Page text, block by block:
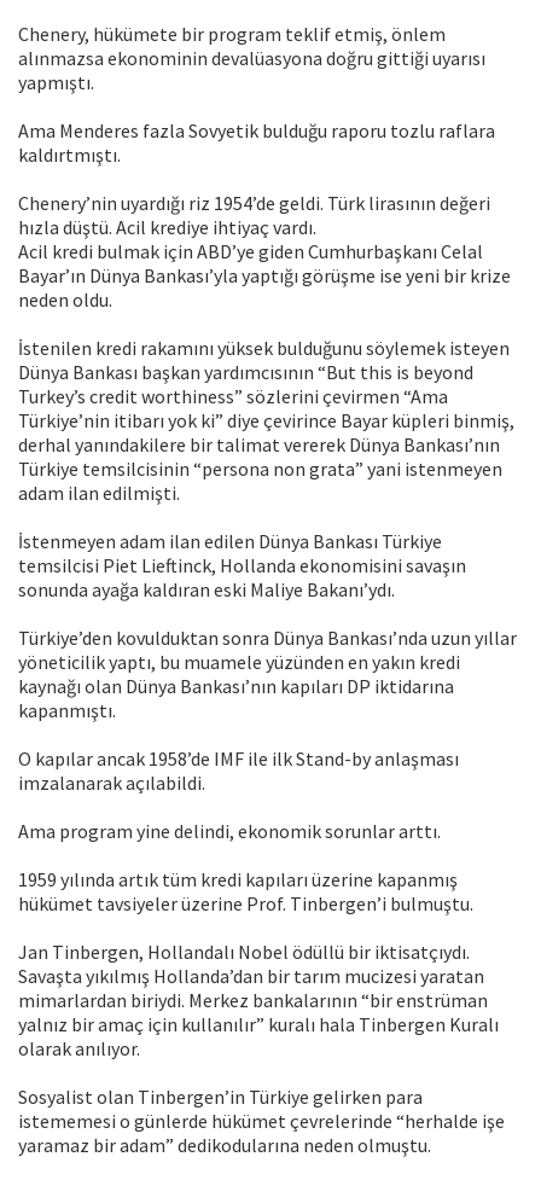
Chenery, hükümete bir program teklif etmiş, önlem
alınmazsa ekonominin devalüasyona doğru gittiği uyarısı
yapmıştı.
Ama Menderes fazla Sovyetik bulduğu raporu tozlu raflara
kaldırtmıştı.
Chenery’nin uyardığı riz 1954’de geldi. Türk lirasının değeri
hızla düştü. Acil krediye ihtiyaç vardı.
Acil kredi bulmak için ABD’ye giden Cumhurbaşkanı Celal
Bayar’ın Dünya Bankası’yla yaptığı görüşme ise yeni bir krize
neden oldu.
İstenilen kredi rakamını yüksek bulduğunu söylemek isteyen
Dünya Bankası başkan yardımcısının “But this is beyond
Turkey’s credit worthiness” sözlerini çevirmen “Ama
Türkiye’nin itibarı yok ki” diye çevirince Bayar küpleri binmiş,
derhal yanındakilere bir talimat vererek Dünya Bankası’nın
Türkiye temsilcisinin “persona non grata” yani istenmeyen
adam ilan edilmişti.
İstenmeyen adam ilan edilen Dünya Bankası Türkiye
temsilcisi Piet Lieftinck, Hollanda ekonomisini savaşın
sonunda ayağa kaldıran eski Maliye Bakanı’ydı.
Türkiye’den kovulduktan sonra Dünya Bankası’nda uzun yıllar
yöneticilik yaptı, bu muamele yüzünden en yakın kredi
kaynağı olan Dünya Bankası’nın kapıları DP iktidarına
kapanmıştı.
O kapılar ancak 1958’de IMF ile ilk Stand-by anlaşması
imzalanarak açılabildi.
Ama program yine delindi, ekonomik sorunlar arttı.
1959 yılında artık tüm kredi kapıları üzerine kapanmış
hükümet tavsiyeler üzerine Prof. Tinbergen’i bulmuştu.
Jan Tinbergen, Hollandalı Nobel ödüllü bir iktisatçıydı.
Savaşta yıkılmış Hollanda’dan bir tarım mucizesi yaratan
mimarlardan biriydi. Merkez bankalarının “bir enstrüman
yalnız bir amaç için kullanılır” kuralı hala Tinbergen Kuralı
olarak anılıyor.
Sosyalist olan Tinbergen’in Türkiye gelirken para
istememesi o günlerde hükümet çevrelerinde “herhalde işe
yaramaz bir adam” dedikodularına neden olmuştu.